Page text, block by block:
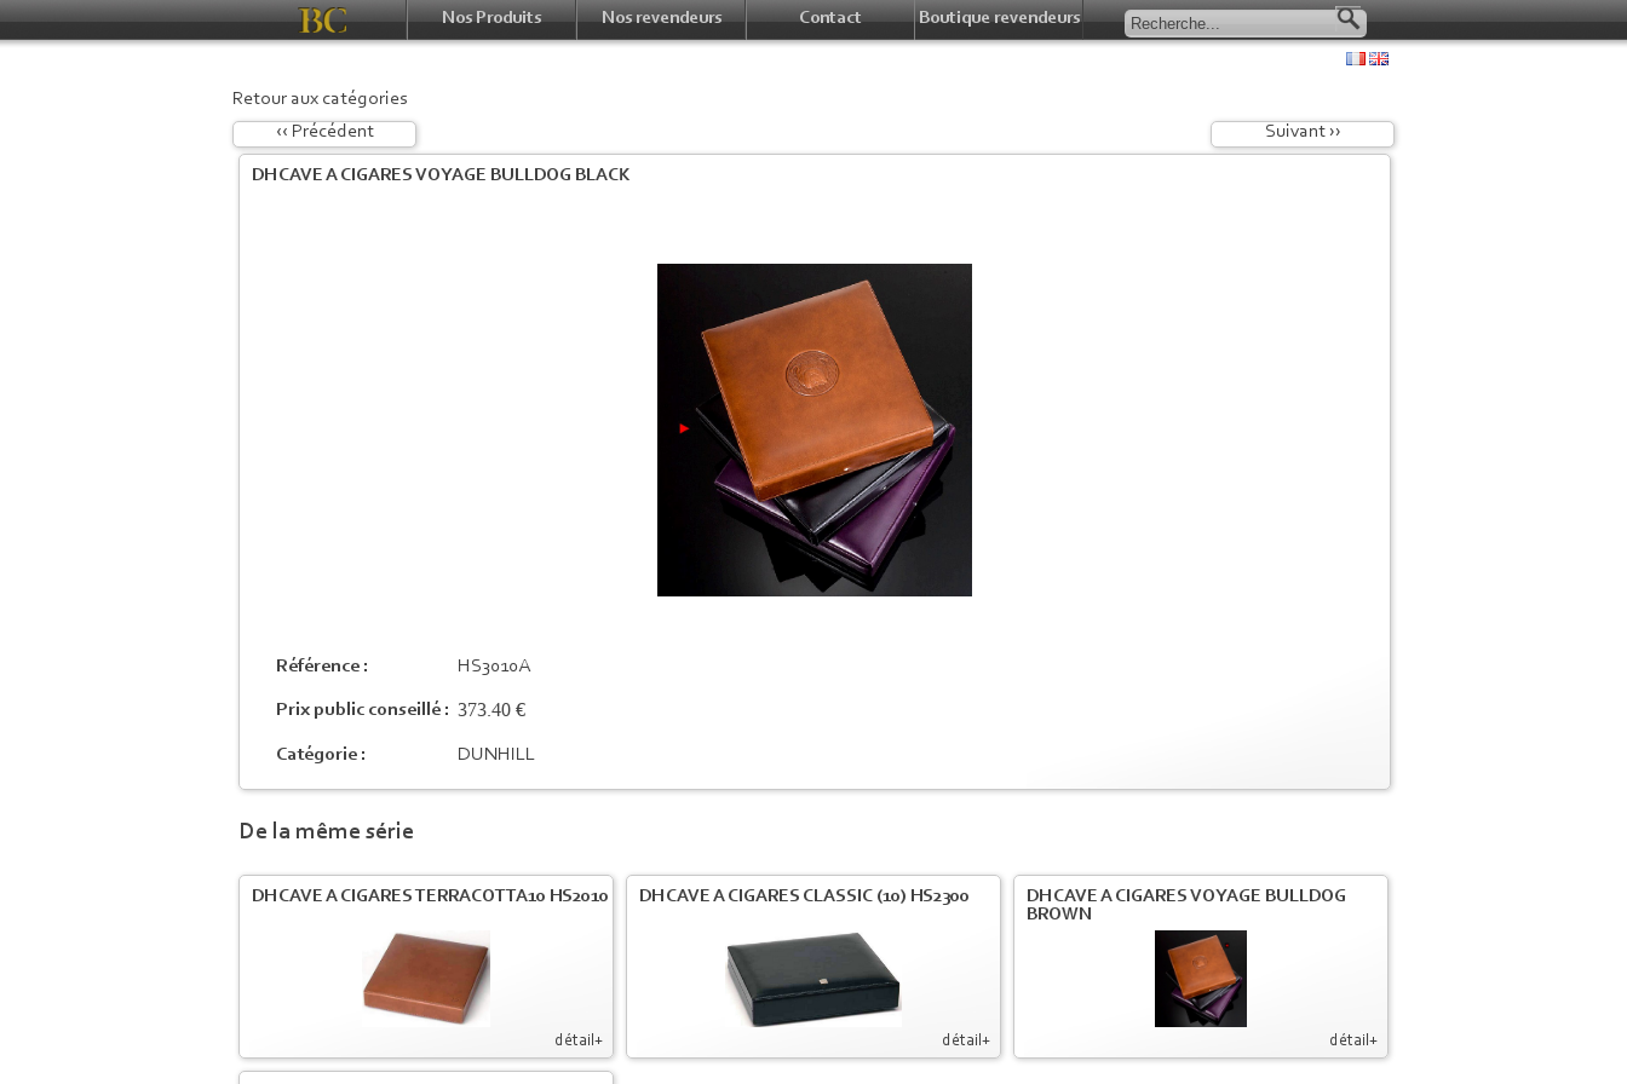
Nos Produits Nos revendeurs Contact Boutique revendeurs
Retour aux catégories
‹‹ Précédent
Suivant ››
DH CAVE A CIGARES VOYAGE BULLDOG BLACK
Référence : HS3010A
Prix public conseillé : 373.40 €
Catégorie : DUNHILL
De la même série
détail+
DH CAVE A CIGARES TERRACOTTA10 HS2010
détail+
DH CAVE A CIGARES CLASSIC (10) HS2300
détail+
DH CAVE A CIGARES VOYAGE BULLDOG
BROWN